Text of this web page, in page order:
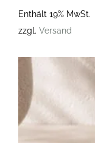
Enthält 19% MwSt.
zzgl. Versand